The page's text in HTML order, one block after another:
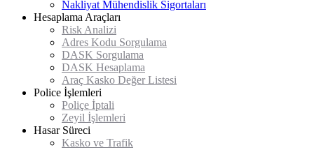
Motosiklet Kasko Sigortası
Yeşil Kart Sigortası
Kritik Hastalıklar Sigortası
Özel Sağlık Sigortası
Grup Kurumsal Sağlık Sigortası
BES Otomatik Katılım
Hayata Devam Sigortası
Kredili Hayat Sigortası
Yurt Dışı Eğitim Sigortası
Bireysel Emeklilik
Hayat Sigortaları
Ticari Siber Koruma Sigortası
Bireysel Siber Güvenlik Sigortası
Cep Telefonu Sigortası
Yat / Tekne Sigortası
Devlet Destekli Tarım Sigortası
Devlet Destekli Alacak Sigortası
Kefalet Sigortası
Mesleki Sorumluluk Sigortaları
Yönetici Sorumluluk Sigortası
Tıbbi Kötü Uygulamaya İlişkin Zorunlu Mali
İşveren Sorumluluk Sigortası
Nakliyat Mühendislik Sigortaları
Emtea Sigortası
Abonman Nakliyat Poliçesi
Yurtiçi Taşıyıcı Mali Sorumluluk Sigortası
CMR Poliçesi
Mühendislik Sigortaları
Hesaplama Araçları
Risk Analizi
Adres Kodu Sorgulama
DASK Sorgulama
DASK Hesaplama
Araç Kasko Değer Listesi
Police İşlemleri
Poliçe İptali
Zeyil İşlemleri
Hasar Süreci
Kasko ve Trafik